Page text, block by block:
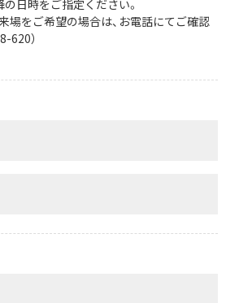
日時をご指定ください。
場をご希望の場合は、お電話にてご確認
620）